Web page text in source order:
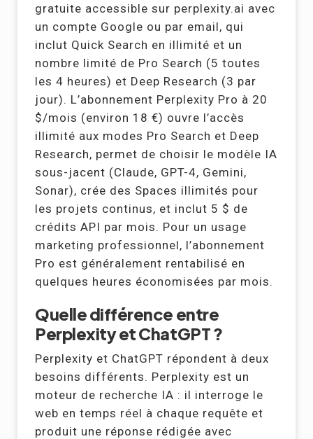
gratuite accessible sur perplexity.ai avec
un compte Google ou par email, qui
inclut Quick Search en illimité et un
nombre limité de Pro Search (5 toutes
les 4 heures) et Deep Research (3 par
jour). L’abonnement Perplexity Pro à 20
$/mois (environ 18 €) ouvre l’accès
illimité aux modes Pro Search et Deep
Research, permet de choisir le modèle IA
sous-jacent (Claude, GPT-4, Gemini,
Sonar), crée des Spaces illimités pour
les projets continus, et inclut 5 $ de
crédits API par mois. Pour un usage
marketing professionnel, l’abonnement
Pro est généralement rentabilisé en
quelques heures économisées par mois.
Quelle différence entre
Perplexity et ChatGPT ?
Perplexity et ChatGPT répondent à deux
besoins différents. Perplexity est un
moteur de recherche IA : il interroge le
web en temps réel à chaque requête et
produit une réponse rédigée avec